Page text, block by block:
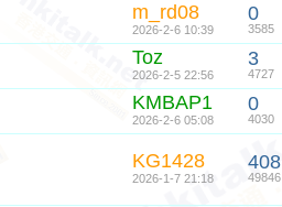
m_rd08
2026-2-6 10:39
0
3585
Toz
2026-2-5 22:56
3
4727
KMBAP1
2026-2-6 05:08
0
4030
KG1428
2026-1-7 21:18
408
49846